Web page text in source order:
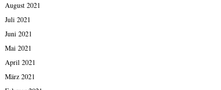
August 2021
Juli 2021
Juni 2021
Mai 2021
April 2021
März 2021